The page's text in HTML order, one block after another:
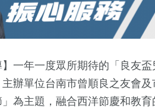
】一年一度眾所期待的「良友
辦單位台南市曾順良之友會
為主題，融合西洋節慶和教